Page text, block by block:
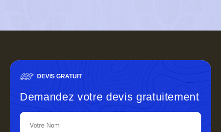
DEVIS GRATUIT
Demandez votre devis gratuitement